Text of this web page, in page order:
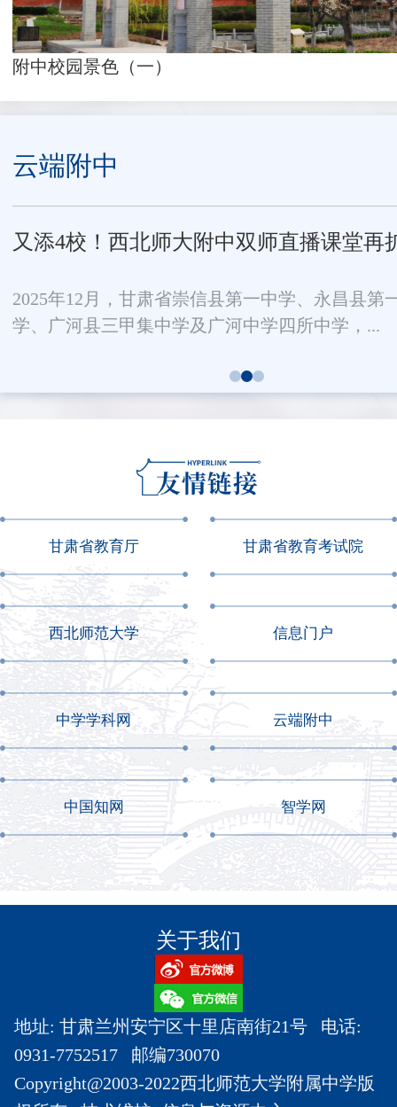
附中校园景色（一）
云端附中
又添4校！西北师大附中双师直播课堂再
2025年12月，甘肃省崇信县第一中学、永昌县第
学、广河县三甲集中学及广河中学四所中学，...
甘肃省教育厅 甘肃省教育考试院
西北师范大学 信息门户
中学学科网 云端附中
中国知网 智学网
关于我们
地址: 甘肃兰州安宁区十里店南街21号 电话:
0931-7752517 邮编730070
Copyright@2003-2022西北师范大学附属中学版